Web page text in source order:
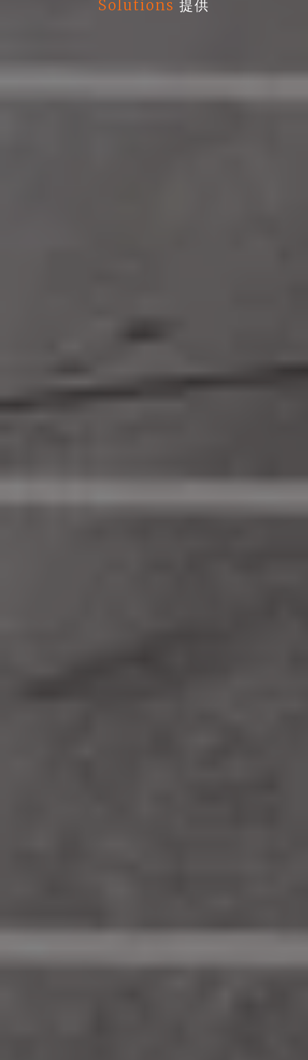
Solutions 提供